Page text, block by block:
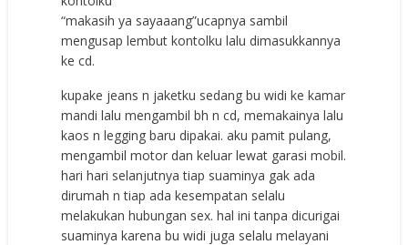
“makasih ya sayaaang”ucapnya sambil
mengusap lembut kontolku lalu dimasukkannya
ke cd.
kupake jeans n jaketku sedang bu widi ke kamar
mandi lalu mengambil bh n cd, memakainya lalu
kaos n legging baru dipakai. aku pamit pulang,
mengambil motor dan keluar lewat garasi mobil.
hari hari selanjutnya tiap suaminya gak ada
dirumah n tiap ada kesempatan selalu
melakukan hubungan sex. hal ini tanpa dicurigai
suaminya karena bu widi juga selalu melayani